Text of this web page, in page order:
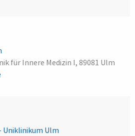
für Innere Medizin I, 89081 Ulm
Uniklinikum Ulm